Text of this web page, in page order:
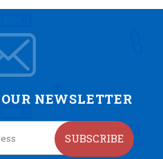
NEWSLETTER
SUBSCRIBE